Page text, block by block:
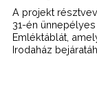
A projekt
31-én
Emléktáblát,
Irodaház